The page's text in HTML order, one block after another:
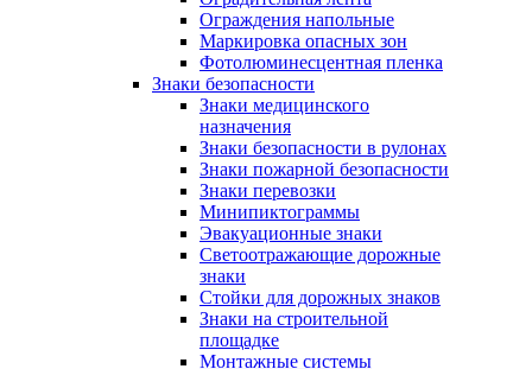
Ограждения напольные
Маркировка опасных зон
Фотолюминесцентная пленка
Знаки безопасности
Знаки медицинского
назначения
Знаки безопасности в рулонах
Знаки пожарной безопасности
Знаки перевозки
Минипиктограммы
Эвакуационные знаки
Светоотражающие дорожные
знаки
Стойки для дорожных знаков
Знаки на строительной
площадке
Монтажные системы